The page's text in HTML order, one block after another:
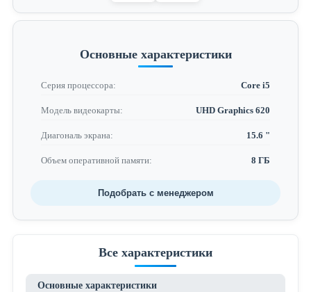
Основные характеристики
Серия процессора: Core i5
Модель видеокарты: UHD Graphics 620
Диагональ экрана: 15.6 "
Объем оперативной памяти: 8 ГБ
Подобрать с менеджером
Все характеристики
Основные характеристики